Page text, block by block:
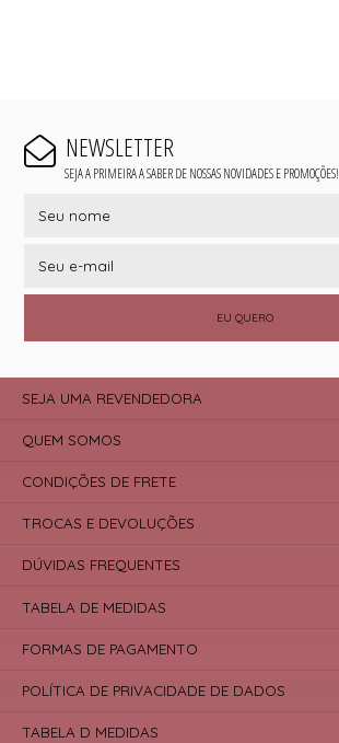
NEWSLETTER
SEJA A PRIMEIRA A SABER DE NOSSAS NOVIDADES E PROMOÇÕES!
EU QUERO
SEJA UMA REVENDEDORA
QUEM SOMOS
CONDIÇÕES DE FRETE
TROCAS E DEVOLUÇÕES
DÚVIDAS FREQUENTES
TABELA DE MEDIDAS
FORMAS DE PAGAMENTO
POLÍTICA DE PRIVACIDADE DE DADOS
TABELA D MEDIDAS